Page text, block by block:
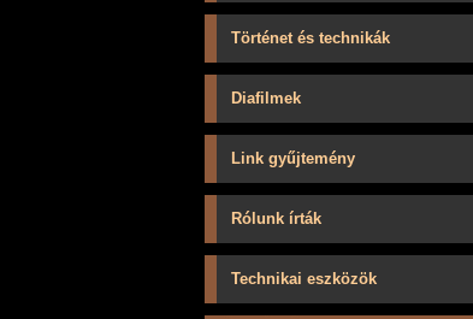
Történet és technikák
Diafilmek
Link gyűjtemény
Rólunk írták
Technikai eszközök